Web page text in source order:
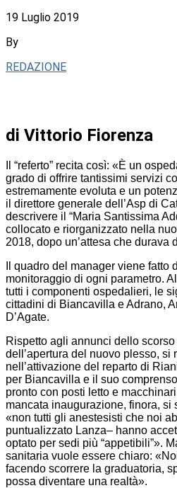
19 Luglio 2019
By
REDAZIONE
di Vittorio Fiorenza
Il “referto” recita così: «È un
grado di offrire tantissimi servizi
estremamente evoluta e un
il direttore generale dell’Asp di
descrivere il “Maria Santissima
collocato e riorganizzato nella
2018, dopo un’attesa che durava
Il quadro del manager viene fatto
monitoraggio di ogni parametro.
tutti i componenti ospedalieri, le
cittadini di Biancavilla e Adrano,
D’Agate.
Rispetto agli annunci dello
dell’apertura del nuovo plesso, si
nell’attivazione del reparto di
per Biancavilla e il suo
pronto con posti letto e
mancata inaugurazione, finora, si
«non tutti gli anestesisti che noi
puntualizzato Lanza– hanno
optato per sedi più “appetibili”».
sanitaria vuole essere chiaro:
facendo scorrere la graduatoria,
possa diventare una realtà».